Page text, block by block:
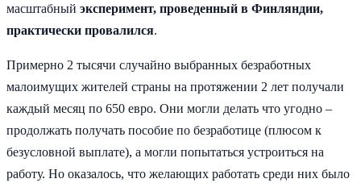
масштабный эксперимент, проведенный в Финляндии,
практически провалился.
Примерно 2 тысячи случайно выбранных безработных
малоимущих жителей страны на протяжении 2 лет получали
каждый месяц по 650 евро. Они могли делать что угодно –
продолжать получать пособие по безработице (плюсом к
безусловной выплате), а могли попытаться устроиться на
работу. Но оказалось, что желающих работать среди них было